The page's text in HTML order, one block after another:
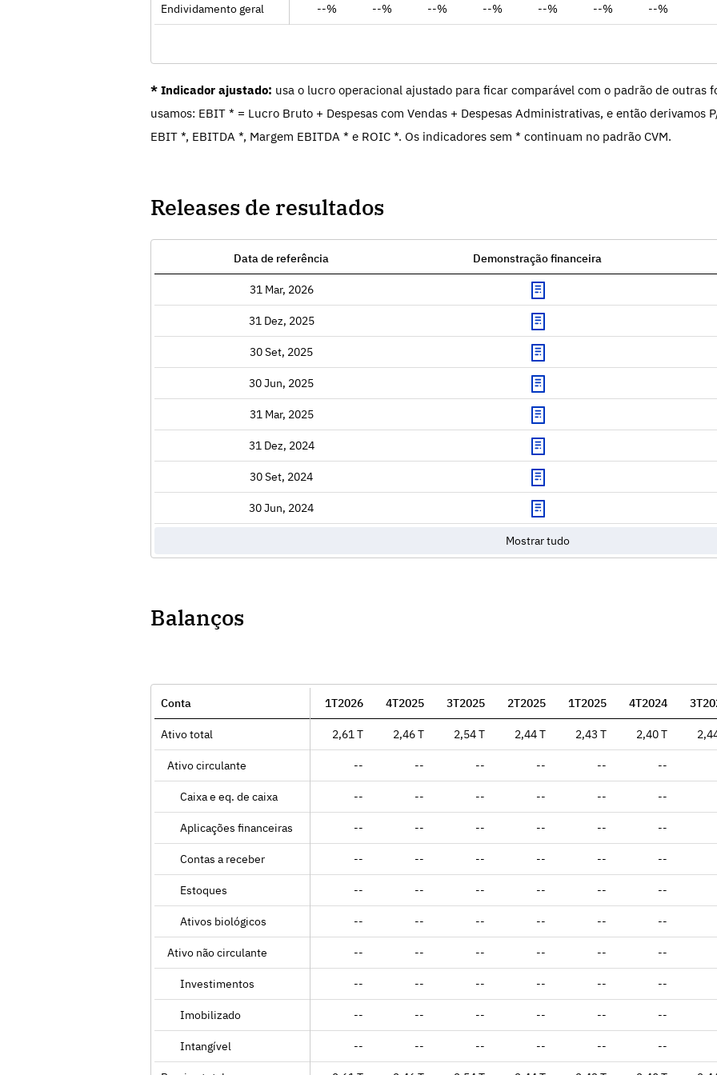
Endividamento geral --% --% --% --% --% --% --%
* Indicador ajustado: usa o lucro operacional ajustado para ficar comparável com o padrão de outras
usamos: EBIT * = Lucro Bruto + Despesas com Vendas + Despesas Administrativas, e então derivamos
EBIT *, EBITDA *, Margem EBITDA * e ROIC *. Os indicadores sem * continuam no padrão CVM.
Releases de resultados
Data de referência Demonstração financeira
31 Mar, 2026
31 Dez, 2025
30 Set, 2025
30 Jun, 2025
31 Mar, 2025
31 Dez, 2024
30 Set, 2024
30 Jun, 2024
Mostrar tudo
Balanços
Conta 1T2026 4T2025 3T2025 2T2025 1T2025 4T2024
Ativo total 2,61 T 2,46 T 2,54 T 2,44 T 2,43 T 2,40 T
Ativo circulante -- -- -- -- -- --
Caixa e eq. de caixa -- -- -- -- -- --
Aplicações financeiras -- -- -- -- -- --
Contas a receber -- -- -- -- -- --
Estoques -- -- -- -- -- --
Ativos biológicos -- -- -- -- -- --
Ativo não circulante -- -- -- -- -- --
Investimentos -- -- -- -- -- --
Imobilizado -- -- -- -- -- --
Intangível -- -- -- -- -- --